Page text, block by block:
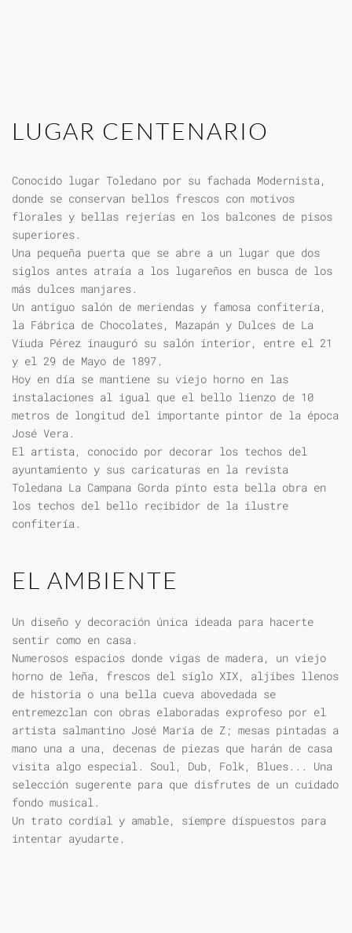
LUGAR CENTENARIO
Conocido lugar Toledano por su fachada Modernista,
donde se conservan bellos frescos con motivos
florales y bellas rejerías en los balcones de pisos
superiores.
Una pequeña puerta que se abre a un lugar que dos
siglos antes atraía a los lugareños en busca de los
más dulces manjares.
Un antiguo salón de meriendas y famosa confitería,
la Fábrica de Chocolates, Mazapán y Dulces de La
Viuda Pérez inauguró su salón interior, entre el 21
y el 29 de Mayo de 1897.
Hoy en día se mantiene su viejo horno en las
instalaciones al igual que el bello lienzo de 10
metros de longitud del importante pintor de la época
José Vera.
El artista, conocido por decorar los techos del
ayuntamiento y sus caricaturas en la revista
Toledana La Campana Gorda pinto esta bella obra en
los techos del bello recibidor de la ilustre
confitería.
EL AMBIENTE
Un diseño y decoración única ideada para hacerte
sentir como en casa.
Numerosos espacios donde vigas de madera, un viejo
horno de leña, frescos del siglo XIX, aljibes llenos
de historia o una bella cueva abovedada se
entremezclan con obras elaboradas exprofeso por el
artista salmantino José María de Z; mesas pintadas a
mano una a una, decenas de piezas que harán de casa
visita algo especial. Soul, Dub, Folk, Blues... Una
selección sugerente para que disfrutes de un cuidado
fondo musical.
Un trato cordial y amable, siempre dispuestos para
intentar ayudarte.